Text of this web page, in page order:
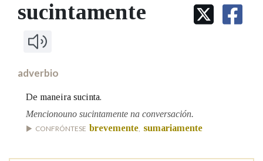
IDENTIDADE CORPORATIVA
MARCIAL DEL ADALID
FIGURAS HOMENAXEADAS
Facebook
TwitterYoutubeInstagram
Bluesky
BUSCAR NOS LEMAS
Comeza por
Contén
sucintamente
adverbio
De maneira sucinta.
Mencionouno sucintamente na conversación.
CONFRÓNTESE brevemente sumariamente